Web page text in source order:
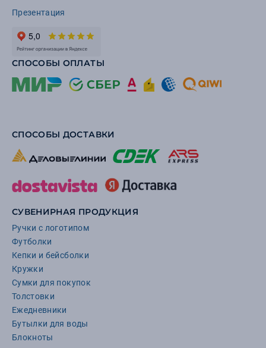
Презентация
СПОСОБЫ ОПЛАТЫ
СПОСОБЫ ДОСТАВКИ
СУВЕНИРНАЯ ПРОДУКЦИЯ
Ручки с логотипом
Футболки
Кепки и бейсболки
Кружки
Сумки для покупок
Толстовки
Ежедневники
Бутылки для воды
Блокноты